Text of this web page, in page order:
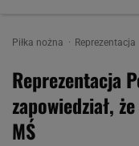
Piłka nożna Reprezentacja
Reprezentacja
zapowiedział,
MŚ